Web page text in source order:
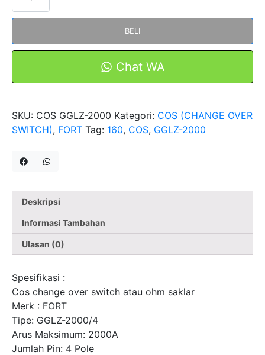
Change
Switch
saklar
PANEL
BELI
Chat WA
SKU: COS GGLZ-2000 Kategori: COS (CHANGE OVER
SWITCH), FORT Tag: 160, COS, GGLZ-2000
Deskripsi
Informasi Tambahan
Ulasan (0)
Spesifikasi :
Cos change over switch atau ohm saklar
Merk : FORT
Tipe: GGLZ-2000/4
Arus Maksimum: 2000A
Jumlah Pin: 4 Pole